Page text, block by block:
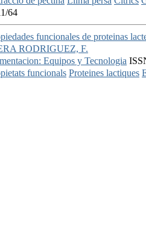
64
funcionales de proteinas
RODRIGUEZ, F.
Equipos y Tecnologia
funcionals Proteines lactiques